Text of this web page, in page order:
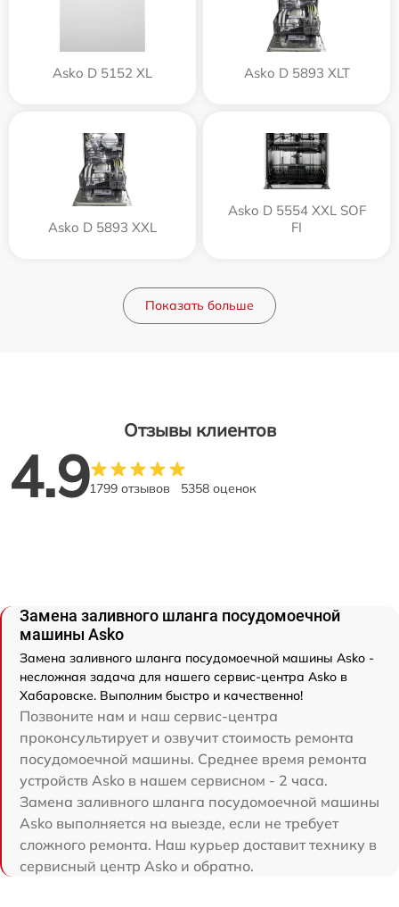
Asko D 5152 XL Asko D 5893 XLT
Asko D 5893 XXL
Asko D 5554 XXL SOF
FI
Показать больше
Отзывы клиентов
4.91799 отзывов 5358 оценок
Замена заливного шланга посудомоечной
машины Asko
Замена заливного шланга посудомоечной машины Asko -
несложная задача для нашего сервис-центра Asko в
Хабаровске. Выполним быстро и качественно!
Позвоните нам и наш сервис-центра
проконсультирует и озвучит стоимость ремонта
посудомоечной машины. Среднее время ремонта
устройств Asko в нашем сервисном - 2 часа.
Замена заливного шланга посудомоечной машины
Asko выполняется на выезде, если не требует
сложного ремонта. Наш курьер доставит технику в
сервисный центр Asko и обратно.